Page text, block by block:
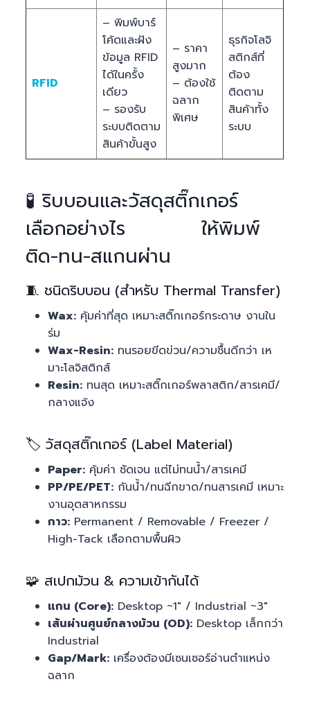
RFID
– พิมพ์บาร์
โค้ดและฝัง
ข้อมูล RFID
ได้ในครั้ง
เดียว
– รองรับ
ระบบติดตาม
สินค้าขั้นสูง
– ราคา
สูงมาก
– ต้องใช้
ฉลาก
พิเศษ
ธุรกิจโลจิ
สติกส์ที่
ต้อง
ติดตาม
สินค้าทั้ง
ระบบ
🧪 ริบบอนและวัสดุสติ๊กเกอร์
เลือกอย่างไร ให้พิมพ์
ติด-ทน-สแกนผ่าน
🧵 ชนิดริบบอน (สำหรับ Thermal Transfer)
Wax: คุ้มค่าที่สุด เหมาะสติ๊กเกอร์กระดาษ งานใน
ร่ม
Wax-Resin: ทนรอยขีดข่วน/ความชื้นดีกว่า เห
มาะโลจิสติกส์
Resin: ทนสุด เหมาะสติ๊กเกอร์พลาสติก/สารเคมี/
กลางแจ้ง
🏷️ วัสดุสติ๊กเกอร์ (Label Material)
Paper: คุ้มค่า ชัดเจน แต่ไม่ทนน้ำ/สารเคมี
PP/PE/PET: กันน้ำ/ทนฉีกขาด/ทนสารเคมี เหมาะ
งานอุตสาหกรรม
กาว: Permanent / Removable / Freezer /
High-Tack เลือกตามพื้นผิว
🧩 สเปกม้วน & ความเข้ากันได้
แกน (Core): Desktop ~1″ / Industrial ~3″
เส้นผ่านศูนย์กลางม้วน (OD): Desktop เล็กกว่า
Industrial
Gap/Mark: เครื่องต้องมีเซนเซอร์อ่านตำแหน่ง
ฉลาก